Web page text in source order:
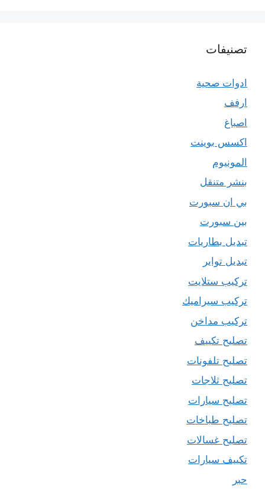
تصنيفات
ادوات صحية
ارفف
اصباغ
اكسس بوينت
المونيوم
بنشر متنقل
بي ان سبورت
بين سبورت
تبديل بطاريات
تبديل تواير
تركيب ستلايت
تركيب سيراميك
تركيب مداخن
تصليح تكييف
تصليح تلفونات
تصليح ثلاجات
تصليح سيارات
تصليح طباخات
تصليح غسالات
تكييف سيارات
حبر